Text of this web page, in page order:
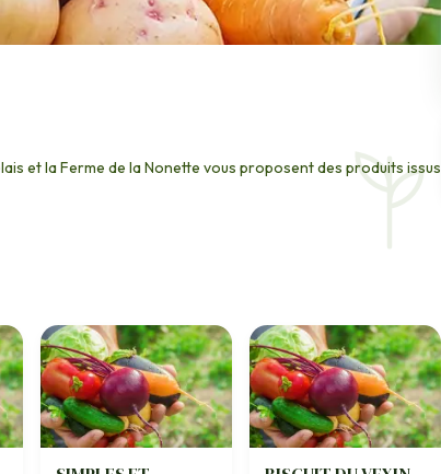
et la Ferme de la Nonette vous proposent des produits issus